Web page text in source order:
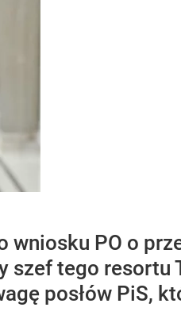
wniosku PO o
szef tego resortu
posłów PiS,